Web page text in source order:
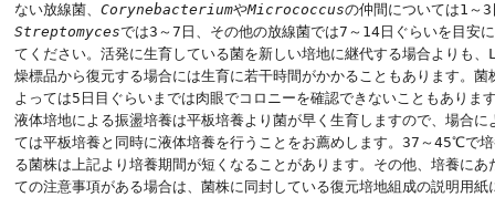
ない放線菌、CorynebacteriumやMicrococcus
Streptomycesでは3～7日、その他の放線菌では7～14日ぐらいを目安
てください。活発に生育している菌を新しい培地に継代する場合よりも
燥標品から復元する場合には生育に若干時間がかかることもあります。菌
よっては5日目ぐらいまでは肉眼でコロニーを確認できないこともありま
液体培地による振盪培養は平板培養より菌が早く生育しますので、場合に
ては平板培養と同時に液体培養を行うことをお薦めします。37～45℃で
る菌株は上記より培養期間が短くなることがあります。その他、培養にあ
ての注意事項がある場合は、菌株に同封している復元培地組成の説明用紙